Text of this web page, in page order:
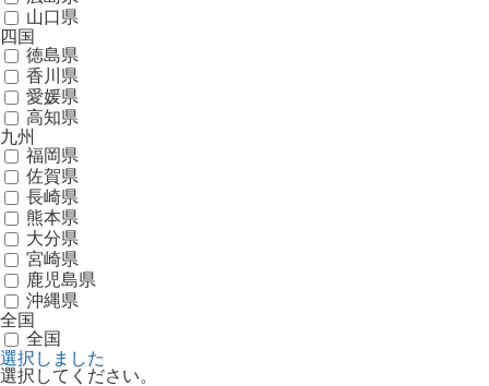
山口県
四国
徳島県
香川県
愛媛県
高知県
九州
福岡県
佐賀県
長崎県
熊本県
大分県
宮崎県
鹿児島県
沖縄県
全国
全国
選択しました
選択してください。